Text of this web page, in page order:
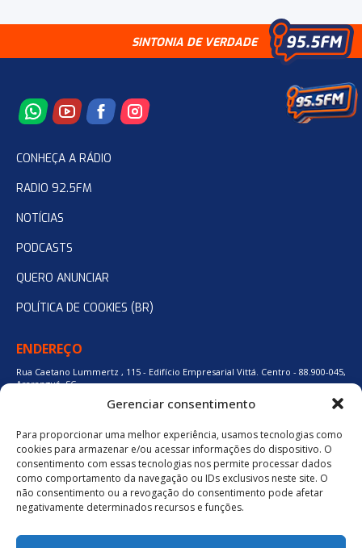
Gerenciar consentimento
Para proporcionar uma melhor experiência, usamos tecnologias como
cookies para armazenar e/ou acessar informações do dispositivo. O
consentimento com essas tecnologias nos permite processar dados
como comportamento da navegação ou IDs exclusivos neste site. O
não consentimento ou a revogação do consentimento pode afetar
negativamente determinados recursos e funções.
SINTONIA DE VERDADE
CONHEÇA A RÁDIO
RADIO 92.5FM
NOTÍCIAS
PODCASTS
QUERO ANUNCIAR
POLÍTICA DE COOKIES (BR)
ENDEREÇO
Rua Caetano Lummertz , 115 - Edifício Empresarial Vittá. Centro - 88.900-045,
Araranguá, SC.
48 3524-0137
48 9880-84667